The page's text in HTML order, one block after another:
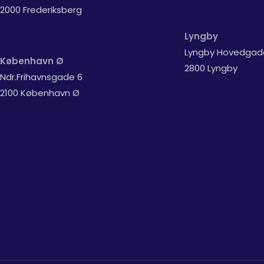
2000 Frederiksberg
København Ø
Ndr.Frihavnsgade 6
2100 København Ø
Lyngby
Lyngby
2800 Lyngby